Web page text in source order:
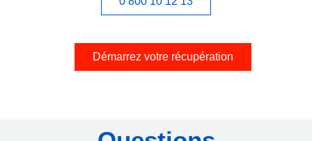
Démarrez votre récupération